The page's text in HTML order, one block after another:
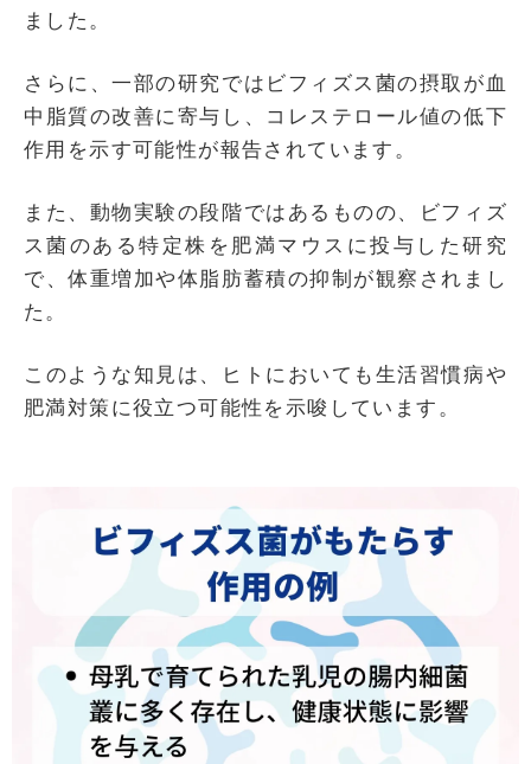
ました。
さらに、一部の研究ではビフィズス菌の摂取が血
中脂質の改善に寄与し、コレステロール値の低下
作用を示す可能性が報告されています。
また、動物実験の段階ではあるものの、ビフィズ
ス菌のある特定株を肥満マウスに投与した研究
で、体重増加や体脂肪蓄積の抑制が観察されまし
た。
このような知見は、ヒトにおいても生活習慣病や
肥満対策に役立つ可能性を示唆しています。